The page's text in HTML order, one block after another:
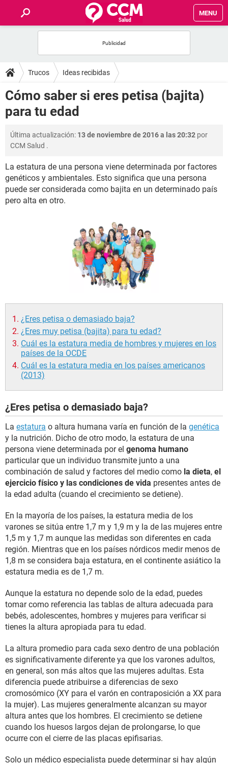
MENU
FOROS
SALUD
FAMILIA
NUTRICIÓN
BIENESTAR
SEXUALIDAD
Trucos Ideas recibidas
Cómo saber si eres petisa (bajita)
para tu edad
Última actualización: 13 de noviembre de 2016 a las 20:32 por
CCM Salud .
La estatura de una persona viene determinada por factores
genéticos y ambientales. Esto significa que una persona
puede ser considerada como bajita en un determinado país
pero alta en otro.
¿Eres petisa o demasiado baja?
¿Eres muy petisa (bajita) para tu edad?
Cuál es la estatura media de hombres y mujeres en los
países de la OCDE
Cuál es la estatura media en los países americanos
(2013)
¿Eres petisa o demasiado baja?
La estatura o altura humana varía en función de la genética
y la nutrición. Dicho de otro modo, la estatura de una
persona viene determinada por el genoma humano
particular que un individuo transmite junto a una
combinación de salud y factores del medio como la dieta, el
ejercicio físico y las condiciones de vida presentes antes de
la edad adulta (cuando el crecimiento se detiene).
En la mayoría de los países, la estatura media de los
varones se sitúa entre 1,7 m y 1,9 m y la de las mujeres entre
1,5 m y 1,7 m aunque las medidas son diferentes en cada
región. Mientras que en los países nórdicos medir menos de
1,8 m se considera baja estatura, en el continente asiático la
estatura media es de 1,7 m.
Aunque la estatura no depende solo de la edad, puedes
tomar como referencia las tablas de altura adecuada para
bebés, adolescentes, hombres y mujeres para verificar si
tienes la altura apropiada para tu edad.
La altura promedio para cada sexo dentro de una población
es significativamente diferente ya que los varones adultos,
en general, son más altos que las mujeres adultas. Esta
diferencia puede atribuirse a diferencias de sexo
cromosómico (XY para el varón en contraposición a XX para
la mujer). Las mujeres generalmente alcanzan su mayor
altura antes que los hombres. El crecimiento se detiene
cuando los huesos largos dejan de prolongarse, lo que
ocurre con el cierre de las placas epifisarias.
Solo un médico especialista puede determinar si hay algún